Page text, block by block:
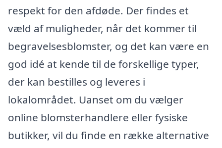
respekt for den afdøde. Der findes et
væld af muligheder, når det kommer til
begravelsesblomster, og det kan være en
god idé at kende til de forskellige typer,
der kan bestilles og leveres i
lokalområdet. Uanset om du vælger
online blomsterhandlere eller fysiske
butikker, vil du finde en række alternative